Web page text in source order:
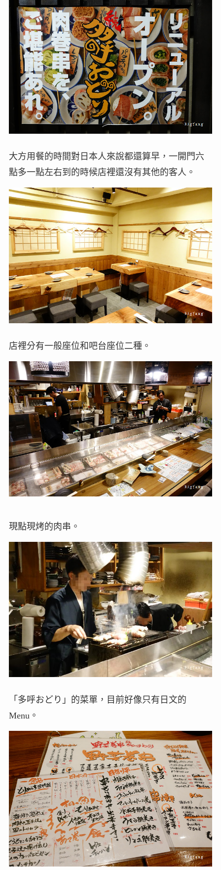
大方用餐的時間對日本人來說都還算早，一開門六
點多一點左右到的時候店裡還沒有其他的客人。
店裡分有一般座位和吧台座位二種。
現點現烤的肉串。
「多呼おどり」的菜單，目前好像只有日文的
Menu。